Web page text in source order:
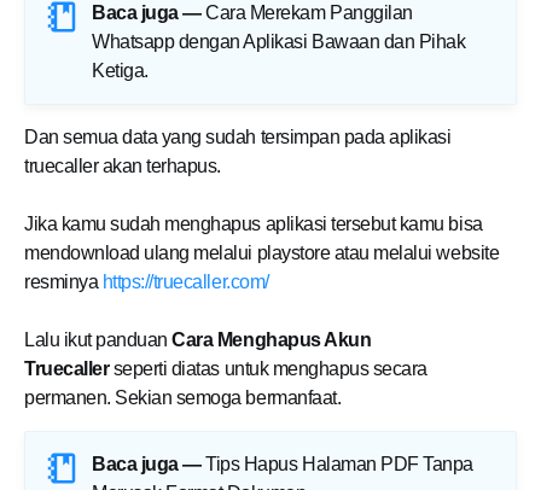
Baca juga — Cara Merekam Panggilan
Whatsapp dengan Aplikasi Bawaan dan Pihak
Ketiga.
Dan semua data yang sudah tersimpan pada aplikasi
truecaller akan terhapus.
Jika kamu sudah menghapus aplikasi tersebut kamu bisa
mendownload ulang melalui playstore atau melalui website
resminya https://truecaller.com/
Lalu ikut panduanCara Menghapus Akun
Truecallerseperti diatas untuk menghapus secara
permanen. Sekian semoga bermanfaat.
Baca juga — Tips Hapus Halaman PDF Tanpa